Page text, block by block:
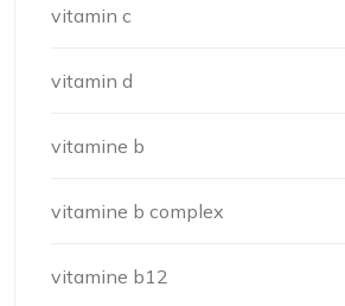
vitamin c
vitamin d
vitamine b
vitamine b complex
vitamine b12